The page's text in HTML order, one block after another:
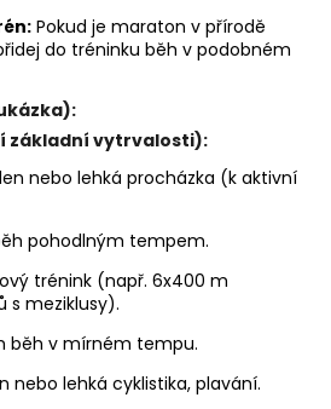
Pokud je maraton v přírodě
do tréninku běh v podobném
základní vytrvalosti):
nebo lehká procházka (k aktivní
pohodlným tempem.
trénink (např. 6x400 m
s meziklusy).
běh v mírném tempu.
nebo lehká cyklistika, plavání.
HLEDAT